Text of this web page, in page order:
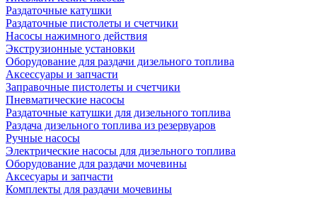
Раздаточные катушки
Раздаточные пистолеты и счетчики
Насосы нажимного действия
Экструзионные установки
Оборудование для раздачи дизельного топлива
Аксессуары и запчасти
Заправочные пистолеты и счетчики
Пневматические насосы
Раздаточные катушки для дизельного топлива
Раздача дизельного топлива из резервуаров
Ручные насосы
Электрические насосы для дизельного топлива
Оборудование для раздачи мочевины
Аксесуары и запчасти
Комплекты для раздачи мочевины